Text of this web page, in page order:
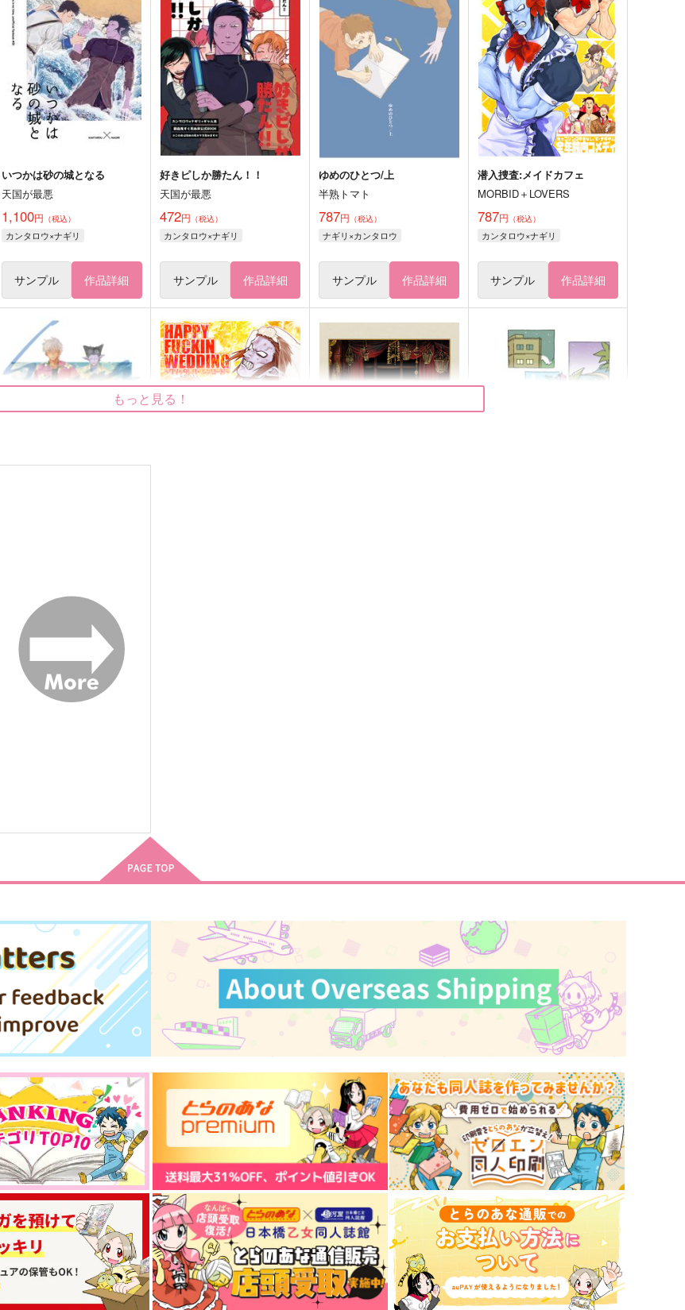
いつかは砂の城となる
天国が最悪
1,100円 （税込）
カンタロウ×ナギリ
サンプル 作品詳細
好きピしか勝たん！！
天国が最悪
472円 （税込）
カンタロウ×ナギリ
サンプル 作品詳細
ゆめのひとつ/上
半熟トマト
787円 （税込）
ナギリ×カンタロウ
サンプル 作品詳細
潜入捜査:メイドカフェ
MORBID＋LOVERS
787円 （税込）
カンタロウ×ナギリ
サンプル 作品詳細
ロナルド×ドラルク
サンプル 作品詳細
ふじた
740円
ロナルド×ドラルク
サンプル 作品詳細
もふもふのとり。
（税込）
ロナルド×ドラルク
作品詳細
Largo
サンプル 作品詳細
ルネッサンス地獄
787円
サンプル 作品詳細
もっと見る！